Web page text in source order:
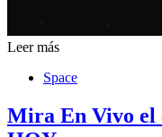
Leer más
Space
Mira En Vivo el